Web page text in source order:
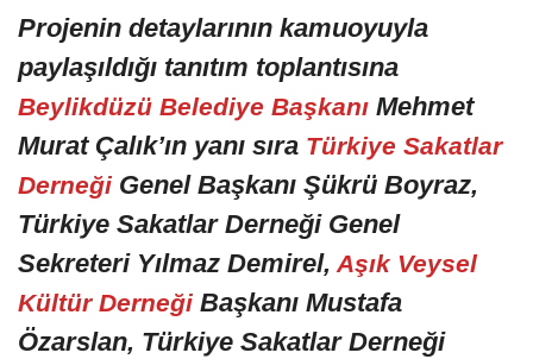
Projenin detaylarının kamuoyuyla
paylaşıldığı tanıtım toplantısına
Beylikdüzü Belediye Başkanı Mehmet
Murat Çalık’ın yanı sıra Türkiye Sakatlar
Derneği Genel Başkanı Şükrü Boyraz,
Türkiye Sakatlar Derneği Genel
Sekreteri Yılmaz Demirel, Aşık Veysel
Kültür Derneği Başkanı Mustafa
Özarslan, Türkiye Sakatlar Derneği